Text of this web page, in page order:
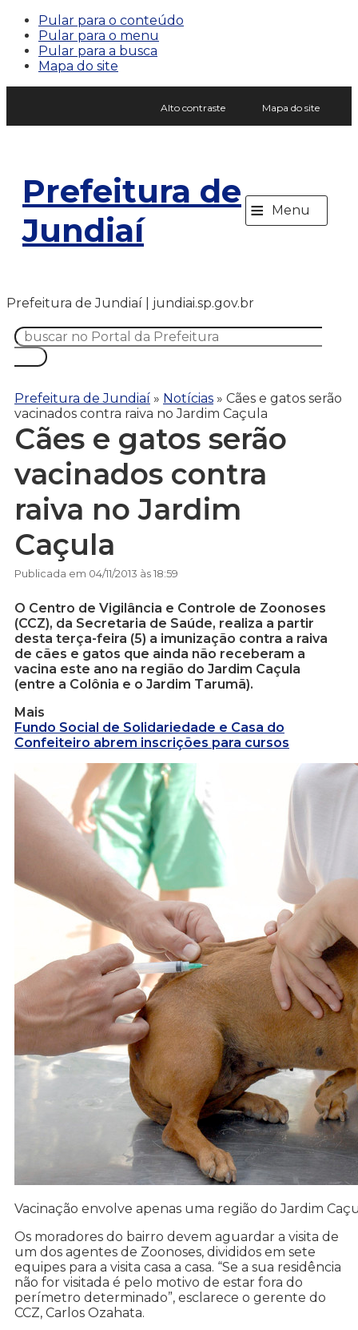
Pular para o conteúdo
Pular para o menu
Pular para a busca
Mapa do site
Alto contraste Mapa do site
Prefeitura de
Jundiaí
≡ Menu
Prefeitura de Jundiaí | jundiai.sp.gov.br
Prefeitura de Jundiaí » Notícias » Cães e gatos serão
vacinados contra raiva no Jardim Caçula
Cães e gatos serão
vacinados contra
raiva no Jardim
Caçula
Publicada em 04/11/2013 às 18:59
O Centro de Vigilância e Controle de Zoonoses
(CCZ), da Secretaria de Saúde, realiza a partir
desta terça-feira (5) a imunização contra a raiva
de cães e gatos que ainda não receberam a
vacina este ano na região do Jardim Caçula
(entre a Colônia e o Jardim Tarumã).
Mais
Fundo Social de Solidariedade e Casa do
Confeiteiro abrem inscrições para cursos
Vacinação envolve apenas uma região do Jardim
Os moradores do bairro devem aguardar a visita de
um dos agentes de Zoonoses, divididos em sete
equipes para a visita casa a casa. “Se a sua residência
não for visitada é pelo motivo de estar fora do
perímetro determinado”, esclarece o gerente do
CCZ, Carlos Ozahata.